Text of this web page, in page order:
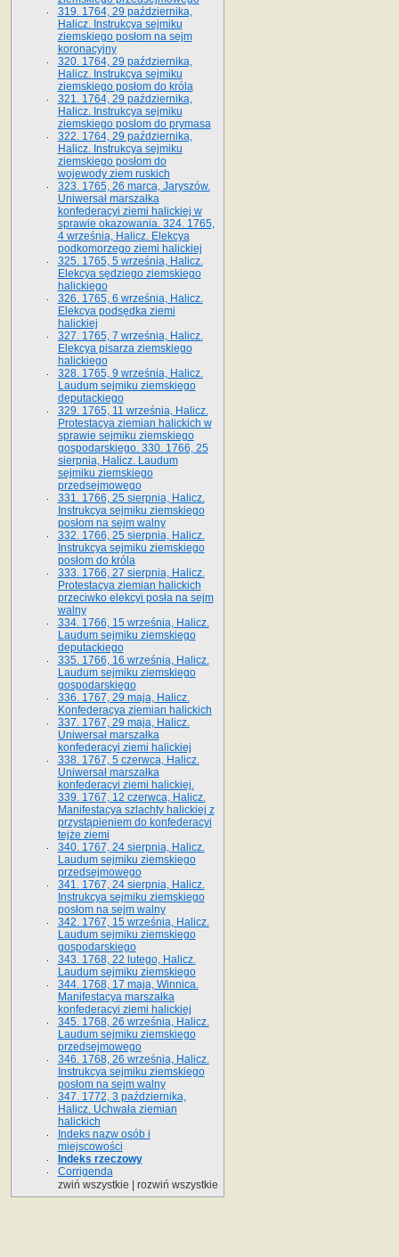
319. 1764, 29 października,
Halicz. Instrukcya sejmiku
ziemskiego posłom na sejm
koronacyjny
320. 1764, 29 października,
Halicz. Instrukcya sejmiku
ziemskiego posłom do króla
321. 1764, 29 października,
Halicz. Instrukcya sejmiku
ziemskiego posłom do prymasa
322. 1764, 29 października,
Halicz. Instrukcya sejmiku
ziemskiego posłom do
wojewody ziem ruskich
323. 1765, 26 marca, Jaryszów.
Uniwersał marszałka
konfederacyi ziemi halickiej w
sprawie okazowania. 324. 1765,
4 września, Halicz. Elekcya
podkomorzego ziemi halickiej
325. 1765, 5 września, Halicz.
Elekcya sędziego ziemskiego
halickiego
326. 1765, 6 września, Halicz.
Elekcya podsędka ziemi
halickiej
327. 1765, 7 września, Halicz.
Elekcya pisarza ziemskiego
halickiego
328. 1765, 9 września, Halicz.
Laudum sejmiku ziemskiego
deputackiego
329. 1765, 11 września, Halicz.
Protestacya ziemian halickich w
sprawie sejmiku ziemskiego
gospodarskiego. 330. 1766, 25
sierpnia, Halicz. Laudum
sejmiku ziemskiego
przedsejmowego
331. 1766, 25 sierpnia, Halicz.
Instrukcya sejmiku ziemskiego
posłom na sejm walny
332. 1766, 25 sierpnia, Halicz.
Instrukcya sejmiku ziemskiego
posłom do króla
333. 1766, 27 sierpnia, Halicz.
Protestacya ziemian halickich
przeciwko elekcyi posła na sejm
walny
334. 1766, 15 września, Halicz.
Laudum sejmiku ziemskiego
deputackiego
335. 1766, 16 września, Halicz.
Laudum sejmiku ziemskiego
gospodarskiego
336. 1767, 29 maja, Halicz.
Konfederacya ziemian halickich
337. 1767, 29 maja, Halicz.
Uniwersał marszałka
konfederacyi ziemi halickiej
338. 1767, 5 czerwca, Halicz.
Uniwersał marszałka
konfederacyi ziemi halickiej.
339. 1767, 12 czerwca, Halicz.
Manifestacya szlachty halickiej z
przystąpieniem do konfederacyi
tejże ziemi
340. 1767, 24 sierpnia, Halicz.
Laudum sejmiku ziemskiego
przedsejmowego
341. 1767, 24 sierpnia, Halicz.
Instrukcya sejmiku ziemskiego
posłom na sejm walny
342. 1767, 15 września, Halicz.
Laudum sejmiku ziemskiego
gospodarskiego
343. 1768, 22 lutego, Halicz.
Laudum sejmiku ziemskiego
344. 1768, 17 maja, Winnica.
Manifestacya marszałka
konfederacyi ziemi halickiej
345. 1768, 26 września, Halicz.
Laudum sejmiku ziemskiego
przedsejmowego
346. 1768, 26 września, Halicz.
Instrukcya sejmiku ziemskiego
posłom na sejm walny
347. 1772, 3 października,
Halicz. Uchwała ziemian
halickich
Indeks nazw osób i
miejscowości
Indeks rzeczowy
Corrigenda
zwiń wszystkie
rozwiń wszystkie